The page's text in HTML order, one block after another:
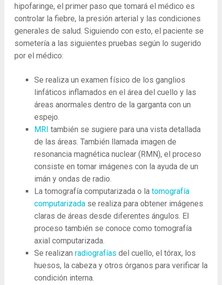
hipofaringe, el primer paso que tomará el médico es
controlar la fiebre, la presión arterial y las condiciones
generales de salud. Siguiendo con esto, el paciente se
sometería a las siguientes pruebas según lo sugerido
por el médico:
Se realiza un examen físico de los ganglios
linfáticos inflamados en el área del cuello y las
áreas anormales dentro de la garganta con un
espejo.
MRI también se sugiere para una vista detallada
de las áreas. También llamada imagen de
resonancia magnética nuclear (RMN), el proceso
consiste en tomar imágenes con la ayuda de un
imán y ondas de radio.
La tomografía computarizada o la tomografía
computarizadase realiza para obtener imágenes
claras de áreas desde diferentes ángulos. El
proceso también se conoce como tomografía
axial computarizada.
Se realizan radiografías del cuello, el tórax, los
huesos, la cabeza y otros órganos para verificar la
condición interna.